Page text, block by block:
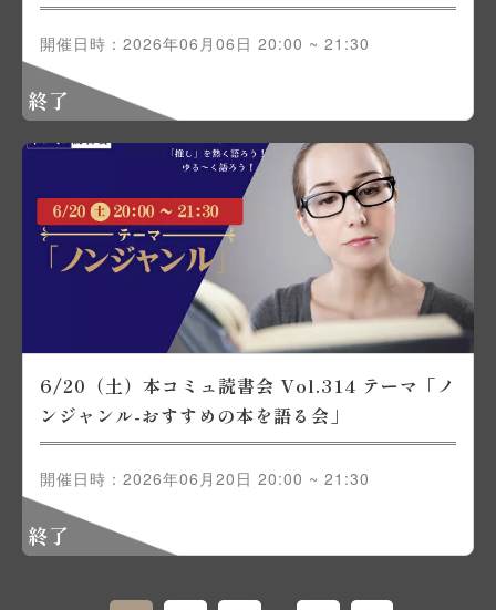
開催日時：2026年06月06日 20:00 ~ 21:30
終了
6/20（土）本コミュ読書会 Vol.314 テーマ「ノ
ンジャンル-おすすめの本を語る会」
開催日時：2026年06月20日 20:00 ~ 21:30
終了